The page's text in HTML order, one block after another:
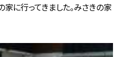
に行ってきました。みさきの家